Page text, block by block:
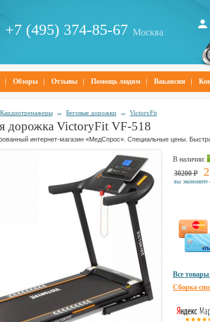
+7 (495) 374-85-67 Москва
Обзоры Отзывы Помощь людям Вакансии
Кардиотренажеры → Беговые дорожки → VictoryFit
дорожка VictoryFit VF-518
интернет-магазин «МедСпрос». Специальные цены.
В наличии:
30200 Р
вы экономите
Все
Сборка